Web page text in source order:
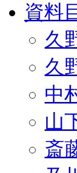
資料
久
久
中
山
斎